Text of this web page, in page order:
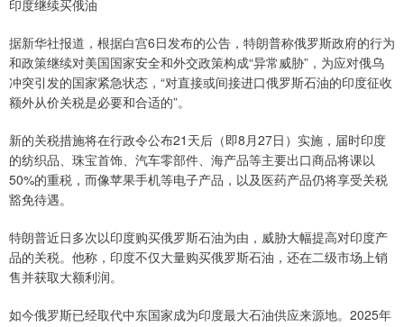
印度继续买俄油
据新华社报道，根据白宫6日发布的公告，特朗普称俄罗斯政府的行为
和政策继续对美国国家安全和外交政策构成“异常威胁”，为应对俄乌
冲突引发的国家紧急状态，“对直接或间接进口俄罗斯石油的印度征收
额外从价关税是必要和合适的”。
新的关税措施将在行政令公布21天后（即8月27日）实施，届时印度
的纺织品、珠宝首饰、汽车零部件、海产品等主要出口商品将课以
50%的重税，而像苹果手机等电子产品，以及医药产品仍将享受关税
豁免待遇。
特朗普近日多次以印度购买俄罗斯石油为由，威胁大幅提高对印度产
品的关税。他称，印度不仅大量购买俄罗斯石油，还在二级市场上销
售并获取大额利润。
如今俄罗斯已经取代中东国家成为印度最大石油供应来源地。2025年